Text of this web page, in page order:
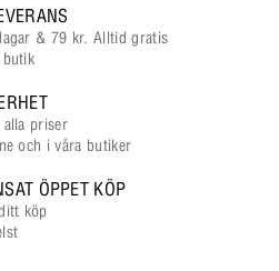
& 79 kr. Alltid gratis
priser
och i våra butiker
ÖPPET KÖP
köp